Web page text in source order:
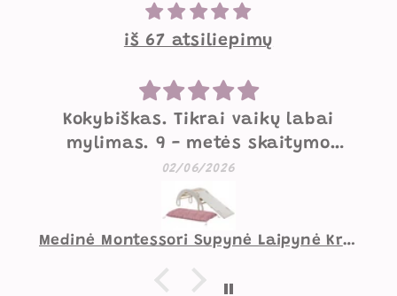
iš 67 atsiliepimų
Mielos supynės
Labai mielos, gražios, geros
kokybės supynės. Mažesniam
vaikui norėtųsi pakietinimo
užpakaliui, didesniam viskas
gerai.
07/05/2026
Supynė Vaiko Kambariui Zuikutis Smėlio Spalvos